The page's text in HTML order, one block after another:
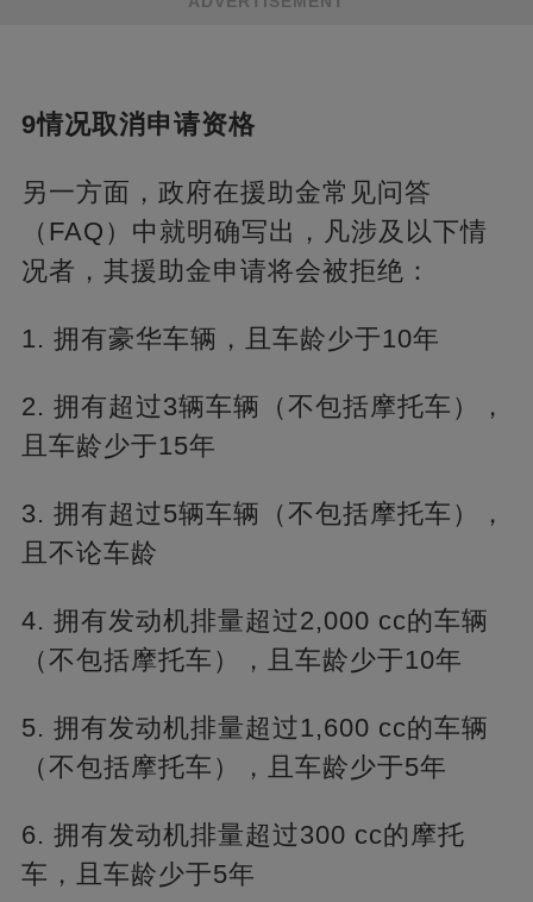
9情况取消申请资格
另一方面，政府在援助金常见问答
（FAQ）中就明确写出，凡涉及以下情
况者，其援助金申请将会被拒绝：
1. 拥有豪华车辆，且车龄少于10年
2. 拥有超过3辆车辆（不包括摩托车），
且车龄少于15年
3. 拥有超过5辆车辆（不包括摩托车），
且不论车龄
4. 拥有发动机排量超过2,000 cc的车辆
（不包括摩托车），且车龄少于10年
5. 拥有发动机排量超过1,600 cc的车辆
（不包括摩托车），且车龄少于5年
6. 拥有发动机排量超过300 cc的摩托
车，且车龄少于5年